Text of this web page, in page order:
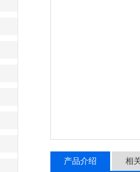
产品介绍 相